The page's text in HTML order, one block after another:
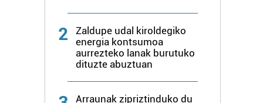
2
Zaldupe udal kiroldegiko
energia kontsumoa
aurrezteko lanak burutuko
dituzte abuztuan
Arraunak zipriztinduko du